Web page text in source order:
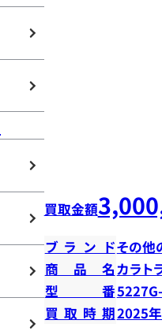
買取金額
ブランドその他
商品名カラト
型番
買取時期2025